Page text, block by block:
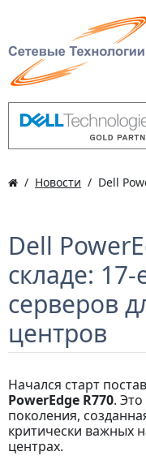
Новости Dell
Dell
складе:
серверов
центров
Начался старт
PowerEdge R770.
поколения,
критически важных
центрах.